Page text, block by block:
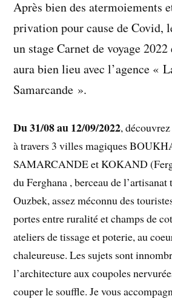
Après bien des atermoiements
privation pour cause de Covid,
un stage Carnet de voyage
aura bien lieu avec l’agence «
Samarcande ».
Du 31/08 au 12/09/2022,
à travers 3 villes magiques
SAMARCANDE et KOKAND
du Ferghana , berceau de
Ouzbek, assez méconnu des
portes entre ruralité et champs de
ateliers de tissage et poterie, au
chaleureuse. Les sujets sont
l’architecture aux coupoles
couper le souffle. Je vous